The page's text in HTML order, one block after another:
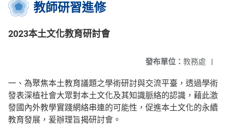
教師研習進修
2023本土文化教育研討會
發布單位： 教務處 |
一、為聚焦本土教育議題之學術研討與交流平臺，透過學術
發表深植社會大眾對本土文化及其知識脈絡的認識，藉此激
發國內外教學實踐網絡串連的可能性，促進本土文化的永續
教育發展，爰辦理旨揭研討會。